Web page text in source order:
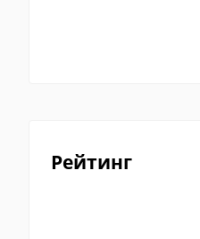
Рейтинг